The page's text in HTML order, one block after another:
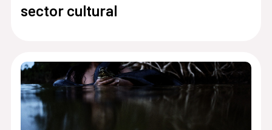
sector cultural